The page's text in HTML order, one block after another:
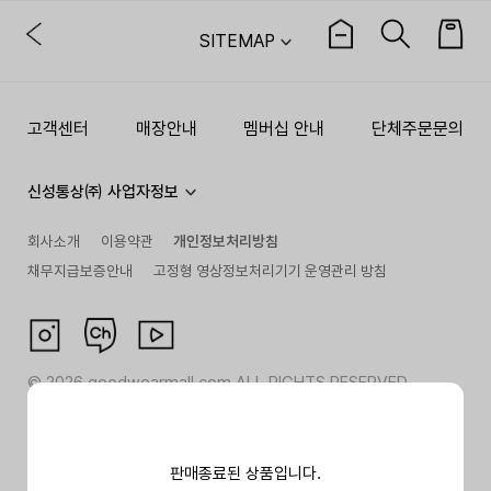
판매종료된 상품입니다.
SITEMAP
고객센터 매장안내 멤버십 안내 단체주문문의
신성통상㈜ 사업자정보
회사소개 이용약관
개인정보처리방침
채무지급보증안내
고정형 영상정보처리기기 운영관리 방침
©2026goodwearmall.com ALL RIGHTS RESERVED